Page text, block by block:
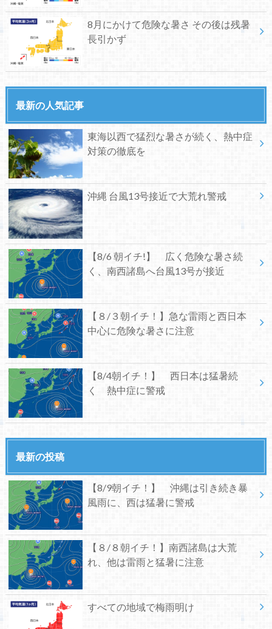
8月にかけて危険な暑さ その後は残暑
長引かず
最新の人気記事
東海以西で猛烈な暑さが続く、熱中症
対策の徹底を
沖縄 台風13号接近で大荒れ警戒
【8/6 朝イチ!】 広く危険な暑さ続
く、南西諸島へ台風13号が接近
【８/３朝イチ！】急な雷雨と西日本
中心に危険な暑さに注意
【8/4朝イチ！】 西日本は猛暑続
く 熱中症に警戒
最新の投稿
【8/9朝イチ！】 沖縄は引き続き暴
風雨に、西は猛暑に警戒
【８/８朝イチ！】南西諸島は大荒
れ、他は雷雨と猛暑に注意
すべての地域で梅雨明け